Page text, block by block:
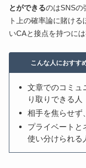
とができるのはSNSの
ト上の確率論に賭け
いCAと接点を持つに
こんな人におすす
文章でのコミュ
り取りできる人
相手を焦らせず
プライベートと
使い分けられる